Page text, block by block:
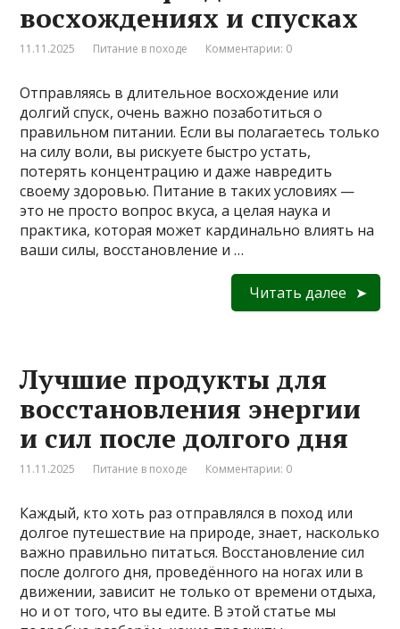
восхождениях и спусках
11.11.2025 Питание в походе Комментарии: 0
Отправляясь в длительное восхождение или
долгий спуск, очень важно позаботиться о
правильном питании. Если вы полагаетесь только
на силу воли, вы рискуете быстро устать,
потерять концентрацию и даже навредить
своему здоровью. Питание в таких условиях —
это не просто вопрос вкуса, а целая наука и
практика, которая может кардинально влиять на
ваши силы, восстановление и …
Читать далее
Лучшие продукты для
восстановления энергии
и сил после долгого дня
11.11.2025 Питание в походе Комментарии: 0
Каждый, кто хоть раз отправлялся в поход или
долгое путешествие на природе, знает, насколько
важно правильно питаться. Восстановление сил
после долгого дня, проведённого на ногах или в
движении, зависит не только от времени отдыха,
но и от того, что вы едите. В этой статье мы